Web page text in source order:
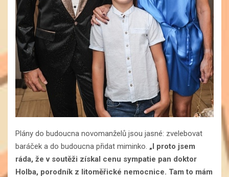
Plány do budoucna novomanželů jsou jasné: zvelebovat
baráček a do budoucna přidat miminko. „I proto jsem
ráda, že v soutěži získal cenu sympatie pan doktor
Holba, porodník z litoměřické nemocnice. Tam to mám